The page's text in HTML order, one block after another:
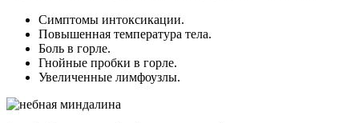
Симптомы интоксикации.
Повышенная температура тела.
Боль в горле.
Гнойные пробки в горле.
Увеличенные лимфоузлы.